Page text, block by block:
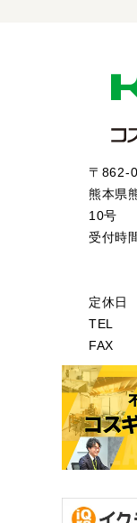
〒862-
熊本県
10号
受付時
定休日
TEL
FAX